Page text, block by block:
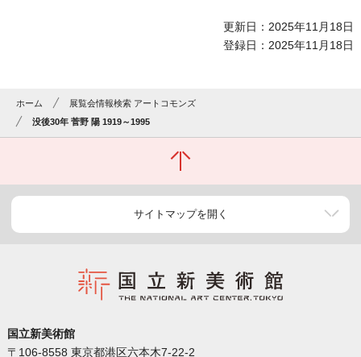
更新日：2025年11月18日
登録日：2025年11月18日
ホーム
展覧会情報検索 アートコモンズ
没後30年 菅野 陽 1919～1995
サイトマップを開く
国立新美術館
〒106-8558 東京都港区六本木7-22-2